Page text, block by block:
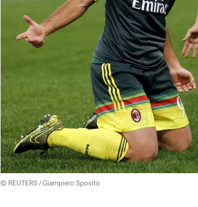
© REUTERS / Giampiero Sposito